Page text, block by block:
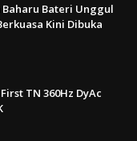
Baharu Bateri Unggul
Kini Dibuka
TN 360Hz DyAc